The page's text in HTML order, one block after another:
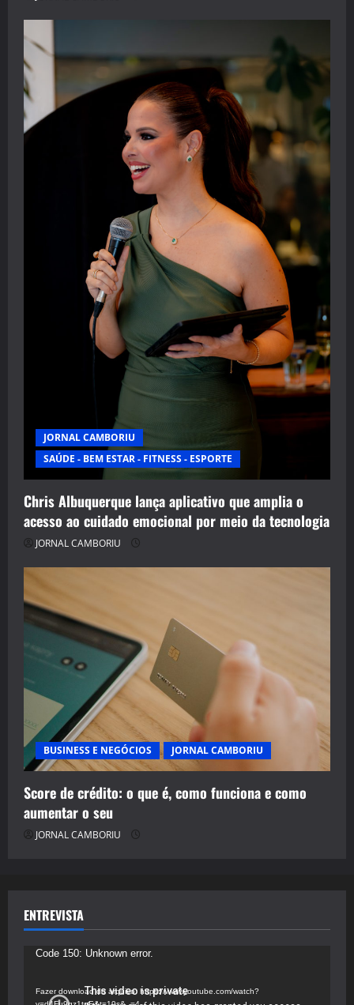
JORNAL CAMBORIU
SAÚDE - BEM ESTAR - FITNESS - ESPORTE
Chris Albuquerque lança aplicativo que amplia o
acesso ao cuidado emocional por meio da tecnologia
JORNAL CAMBORIU
BUSINESS E NEGÓCIOS JORNAL CAMBORIU
Score de crédito: o que é, como funciona e como
aumentar o seu
JORNAL CAMBORIU
ENTREVISTA
Tocador
vídeo
Code 150: Unknown error.
Fazer download do arquivo: https://www.youtube.com/watch?